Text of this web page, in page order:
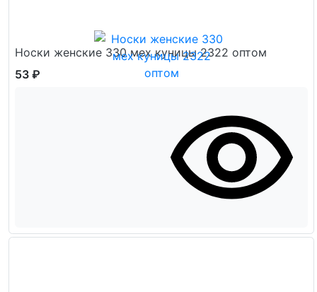
Носки женские 330 мех куницы 2322 оптом
53 ₽